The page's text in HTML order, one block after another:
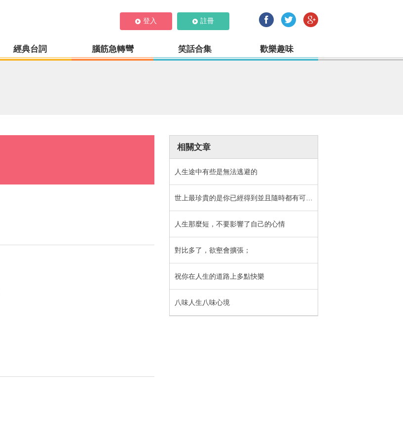
登入 註冊
經典台詞 腦筋急轉彎 笑話合集 歡樂趣味
相關文章
人生途中有些是無法逃避的
人生那麼短，不要影響了自己的心情
對比多了，欲壑會擴張；
祝你在人生的道路上多點快樂
八味人生八味心境